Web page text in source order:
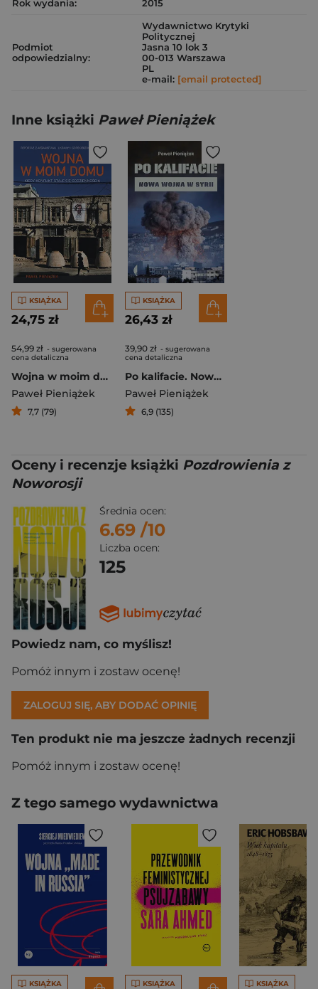
Rok wydania: 2015
Podmiot
odpowiedzialny:
Wydawnictwo Krytyki
Politycznej
Jasna 10 lok 3
00-013 Warszawa
PL
e-mail: [email protected]
Inne książki Paweł Pieniążek
KSIĄŻKA
24,75 zł
54,99 zł - sugerowana
cena detaliczna
Wojna w moim domu. Kiedy konflikt staje się codziennością
Paweł Pieniążek
7,7 (79)
KSIĄŻKA
26,43 zł
39,90 zł - sugerowana
cena detaliczna
Po kalifacie. Nowa wojna w Syrii
Paweł Pieniążek
6,9 (135)
Oceny i recenzje książki Pozdrowienia z
Noworosji
Średnia ocen:
6.69 /10
Liczba ocen:
125
Powiedz nam, co myślisz!
Pomóż innym i zostaw ocenę!
ZALOGUJ SIĘ, ABY DODAĆ OPINIĘ
Ten produkt nie ma jeszcze żadnych recenzji
Pomóż innym i zostaw ocenę!
Z tego samego wydawnictwa
KSIĄŻKA KSIĄŻKA KSIĄŻKA